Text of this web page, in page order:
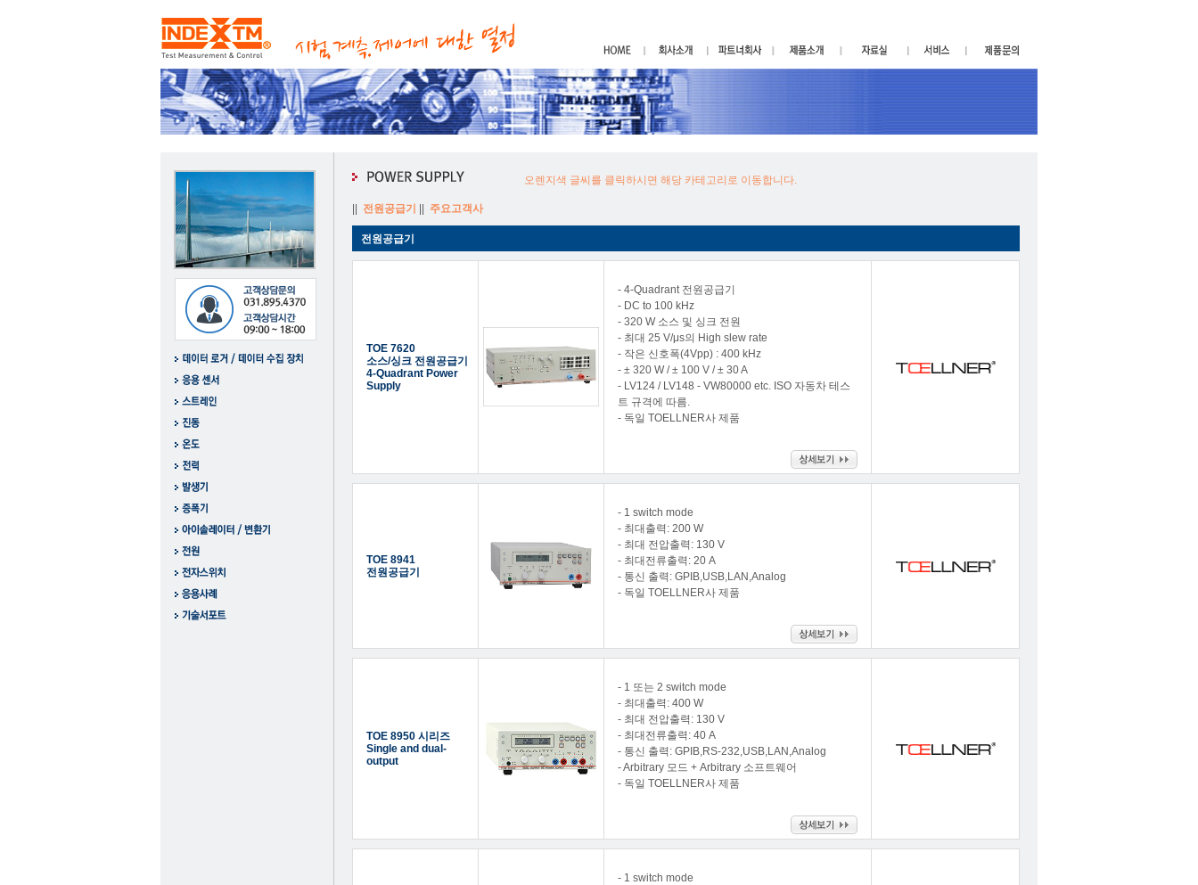
오렌지색 글씨를 클릭하시면 해당 카테고리로 이동합니다.
전원공급기 주요고객사
전원공급기
TOE 7620
소스/싱크 전원공급기
4-Quadrant Power
Supply
- 4-Quadrant 전원공급기
- DC to 100 kHz
- 320 W 소스 및 싱크 전원
- 최대 25 V/μs의 High slew rate
- 작은 신호폭(4Vpp) : 400 kHz
- ± 320 W / ± 100 V / ± 30 A
- LV124 / LV148 - VW80000 etc. ISO 자동차 테스
트 규격에 따름.
- 독일 TOELLNER사 제품
TOE 8941
전원공급기
- 1 switch mode
- 최대출력: 200 W
- 최대 전압출력: 130 V
- 최대전류출력: 20 A
- 통신 출력: GPIB,USB,LAN,Analog
- 독일 TOELLNER사 제품
TOE 8950 시리즈
Single and dual-
output
- 1 또는 2 switch mode
- 최대출력: 400 W
- 최대 전압출력: 130 V
- 최대전류출력: 40 A
- 통신 출력: GPIB,RS-232,USB,LAN,Analog
- Arbitrary 모드 + Arbitrary 소프트웨어
- 독일 TOELLNER사 제품
- 1 switch mode